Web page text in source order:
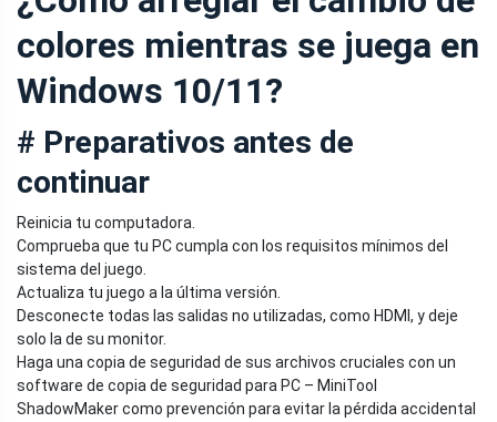
colores mientras se juega en
Windows 10/11?
# Preparativos antes de
continuar
Reinicia tu computadora.
Comprueba que tu PC cumpla con los requisitos mínimos del
sistema del juego.
Actualiza tu juego a la última versión.
Desconecte todas las salidas no utilizadas, como HDMI, y deje
solo la de su monitor.
Haga una copia de seguridad de sus archivos cruciales con un
software de copia de seguridad para PC – MiniTool
ShadowMaker como prevención para evitar la pérdida accidental